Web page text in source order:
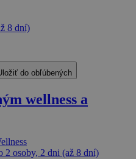
8 dní)
do obľúbených
wellness a
2 osoby, 2 dni (až 8 dní)